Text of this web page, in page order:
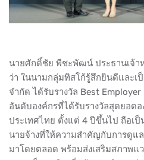
นายศักดิ์ชัย พีชะพัฒน์ ประธานเจ้า
ว่า ในนามกลุ่มทิสโก้รู้สึกยินดีและเ
จำกัด ได้รับรางวัล Best
อันดับองค์กรที่ได้รับรางวัลสุดยอด
ประเทศไทย ตั้งแต่ 4 ปีขึ้นไป ถือเป็
นายจ้างที่ให้ความสำคัญกับการดู
มาโดยตลอด พร้อมส่งเสริมสภาพแ